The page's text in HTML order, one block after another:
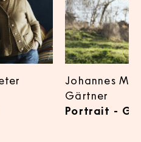
Johannes
Gärtner
Portrait -